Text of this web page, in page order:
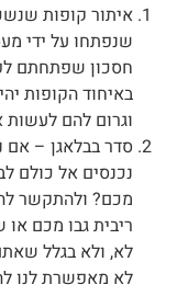
איתור קופות
שנפתחו על ידי
חסכון שפתחתם לפני
באיחוד הקופות יהיה
וגרום להם לעשות את
נכנסים אל כולם
מכם? ולהתקשר
ריבית גבו מכם או
לא, ולא בגלל שאתם
לא מאפשרת לנו